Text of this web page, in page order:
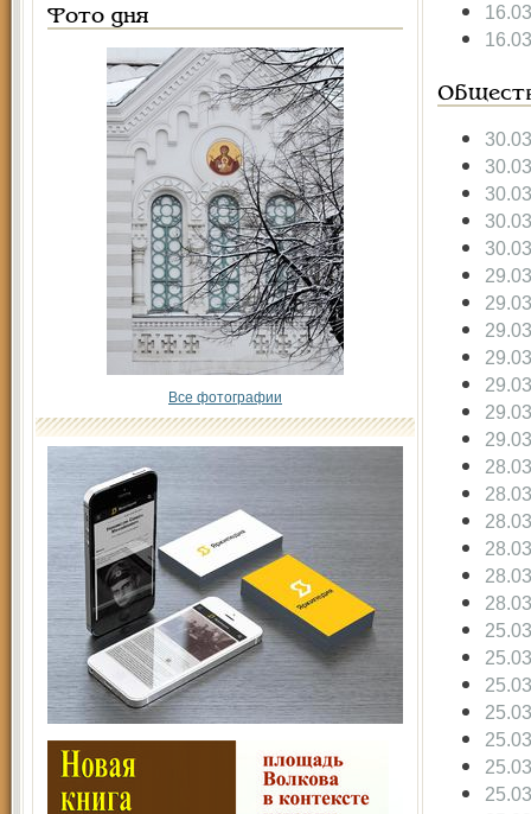
Фото дня
Все фотографии